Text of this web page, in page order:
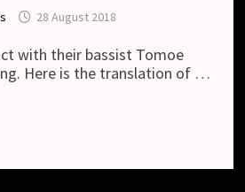
28 August 2018
with their bassist Tomoe
Here is the translation of …